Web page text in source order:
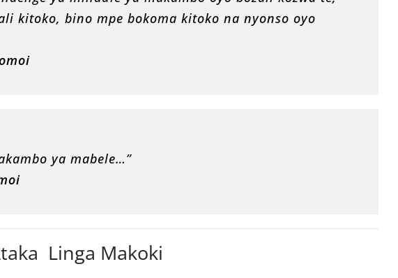
kitoko, bino mpe bokoma kitoko na nyonso oyo
ya mabele…”
Linga Makoki